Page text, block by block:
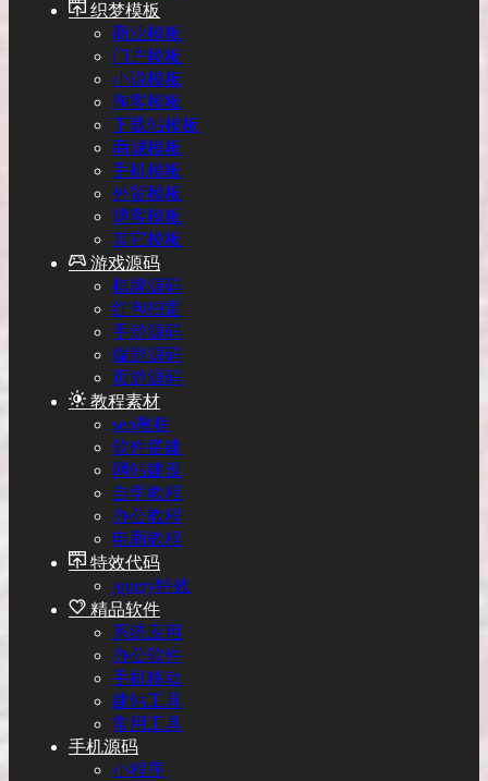
织梦模板
商业模板
门户模板
小说模板
淘客模板
下载站模板
商城模板
手机模板
外贸模板
博客模板
其它模板
游戏源码
棋牌源码
红包扫雷
手游源码
端游源码
页游源码
教程素材
seo教程
软件搭建
网站建设
自学教程
办公教程
电商教程
特效代码
jquery特效
精品软件
系统应用
办公软件
手机移动
建站工具
常用工具
手机源码
小程序